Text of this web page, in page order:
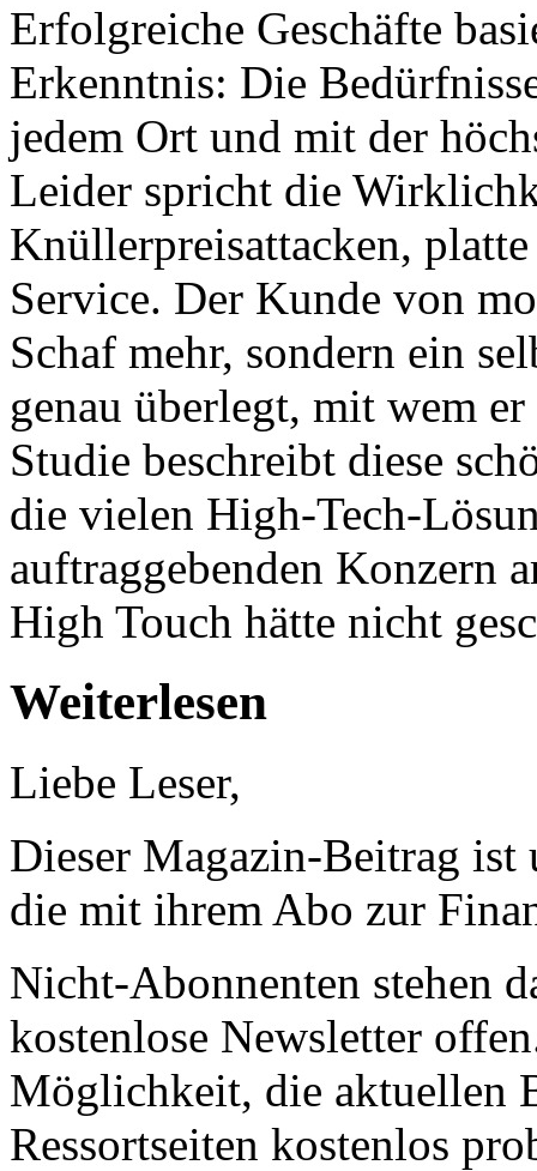
Erfolgreiche Geschäfte
Erkenntnis: Die
jedem Ort und mit der
Leider spricht die
Knüllerpreisattacken,
Service. Der Kunde von
Schaf mehr, sondern ein
genau überlegt, mit wem
Studie beschreibt diese
die vielen High-Tech-
auftraggebenden Konzern
High Touch hätte nicht
Weiterlesen
Liebe Leser,
Dieser Magazin-Beitrag ist
die mit ihrem Abo zur
Nicht-Abonnenten stehen
kostenlose Newsletter
Möglichkeit, die aktuellen
Ressortseiten kostenlos